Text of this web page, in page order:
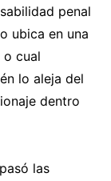
penal
ubica en una
o cual
lo aleja del
dentro
las